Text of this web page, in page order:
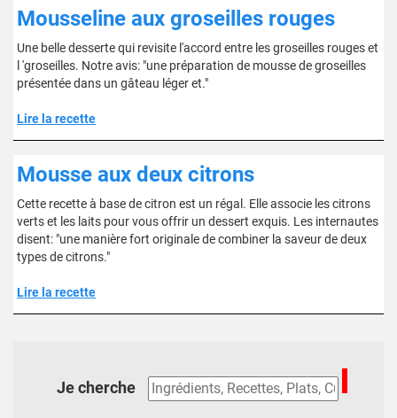
Mousseline aux groseilles rouges
Une belle desserte qui revisite l'accord entre les groseilles rouges et
l 'groseilles. Notre avis: "une préparation de mousse de groseilles
présentée dans un gâteau léger et."
Lire la recette
Mousse aux deux citrons
Cette recette à base de citron est un régal. Elle associe les citrons
verts et les laits pour vous offrir un dessert exquis. Les internautes
disent: "une manière fort originale de combiner la saveur de deux
types de citrons."
Lire la recette
Je cherche